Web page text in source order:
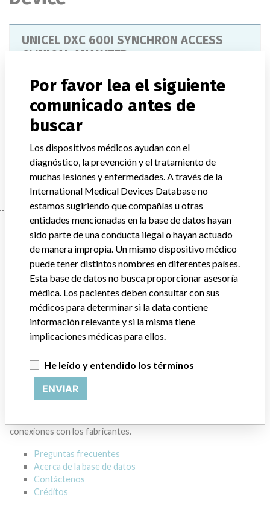
UNICEL DXC 600I SYNCHRON ACCESS
CLINICAL ANALYZER
Modelo / Serial
Descripción del producto
Manufacturer BECKMAN COULTER CANADA L.P.
Manufacturer
BECKMAN COULTER CANADA L.P.
Dirección del fabricante
Empresa matriz del fabricante (2017)
Source
ACERCA DE LA BASE DE DATOS
conexiones con los fabricantes.
Preguntas frecuentes
Acerca de la base de datos
Contáctenos
Créditos
Por favor lea el siguiente
comunicado antes de
buscar
Los dispositivos médicos ayudan con el
diagnóstico, la prevención y el tratamiento de
muchas lesiones y enfermedades. A través de la
International Medical Devices Database no
estamos sugiriendo que compañías u otras
entidades mencionadas en la base de datos hayan
sido parte de una conducta ilegal o hayan actuado
de manera impropia. Un mismo dispositivo médico
puede tener distintos nombres en diferentes países.
Esta base de datos no busca proporcionar asesoría
médica. Los pacientes deben consultar con sus
médicos para determinar si la data contiene
información relevante y si la misma tiene
implicaciones médicas para ellos.
He leído y entendido los términos
ENVIAR